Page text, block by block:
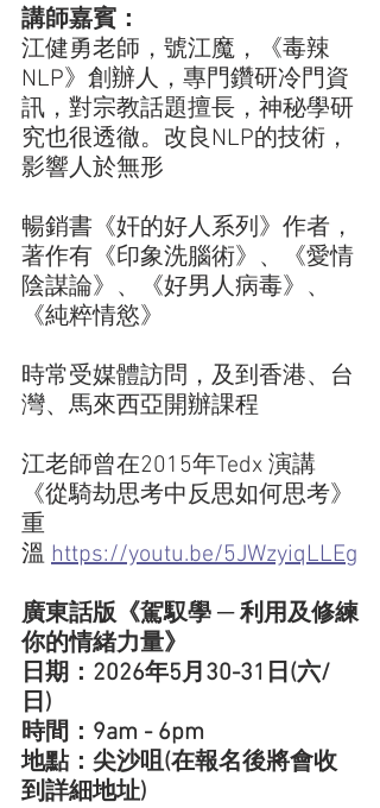
講師嘉賓：
江健勇老師，號江魔，《毒辣
NLP》創辦人，專門鑽研冷門資
訊，對宗教話題擅長，神秘學研
究也很透徹。改良NLP的技術，
影響人於無形
暢銷書《奸的好人系列》作者，
著作有《印象洗腦術》、《愛情
陰謀論》、《好男人病毒》、
《純粹情慾》
時常受媒體訪問，及到香港、台
灣、馬來西亞開辦課程
江老師曾在2015年Tedx 演講
《從騎劫思考中反思如何思考》
重
溫 https://youtu.be/5JWzyiqLLEg
廣東話版《駕馭學 ─ 利用及修練
你的情緒力量》
日期：2026年5月30-31日(六/
日)
時間：9am - 6pm
地點：尖沙咀(在報名後將會收
到詳細地址)